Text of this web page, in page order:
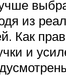
из
Как
и